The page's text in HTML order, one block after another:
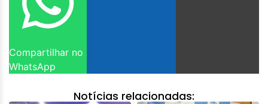
Compartilhar no
WhatsApp
Notícias relacionadas: